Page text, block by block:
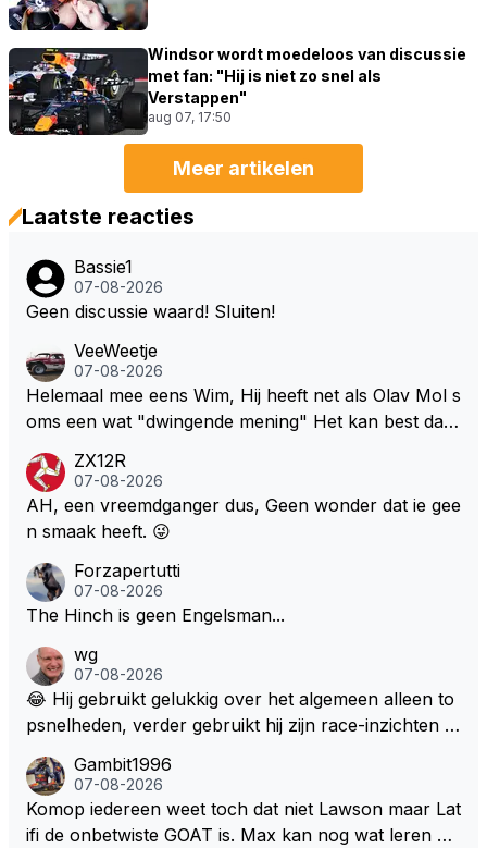
Windsor wordt moedeloos van discussie
met fan: "Hij is niet zo snel als
Verstappen"
aug 07, 17:50
Meer artikelen
Laatste reacties
Bassie1
07-08-2026
Geen discussie waard! Sluiten!
VeeWeetje
07-08-2026
Helemaal mee eens Wim, Hij heeft net als Olav Mol s
oms een wat "dwingende mening" Het kan best dat
l bij Windsor op te roepen. Maar in een tijd zonder r
aces zijn dit leuke berichtjes
ZX12R
07-08-2026
AH, een vreemdganger dus, Geen wonder dat ie gee
n smaak heeft. 😜
Forzapertutti
07-08-2026
The Hinch is geen Engelsman...
wg
07-08-2026
😂 Hij gebruikt gelukkig over het algemeen alleen to
psnelheden, verder gebruikt hij zijn race-inzichten q
een bocht zegt helemaal niets, dus wat dat betreft h
eeft hij sowieso gelijk 😂.
Gambit1996
07-08-2026
Komop iedereen weet toch dat niet Lawson maar Lat
ifi de onbetwiste GOAT is. Max kan nog wat leren va